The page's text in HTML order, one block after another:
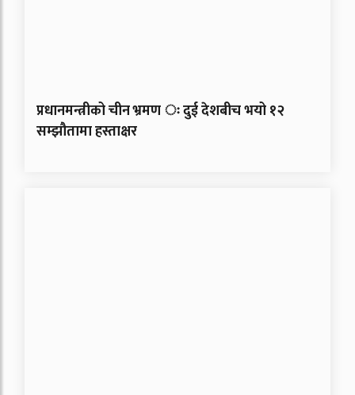
प्रधानमन्त्रीको चीन भ्रमण ः दुई देशबीच भयो १२
सम्झौतामा हस्ताक्षर